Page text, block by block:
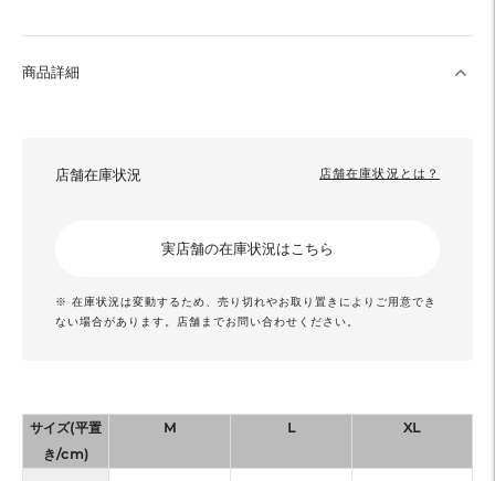
商品詳細
店舗在庫状況 店舗在庫状況とは？
実店舗の在庫状況はこちら
※ 在庫状況は変動するため、売り切れやお取り置きによりご用意でき
ない場合があります。店舗までお問い合わせください。
サイズ(平置
き/cm)
M L XL